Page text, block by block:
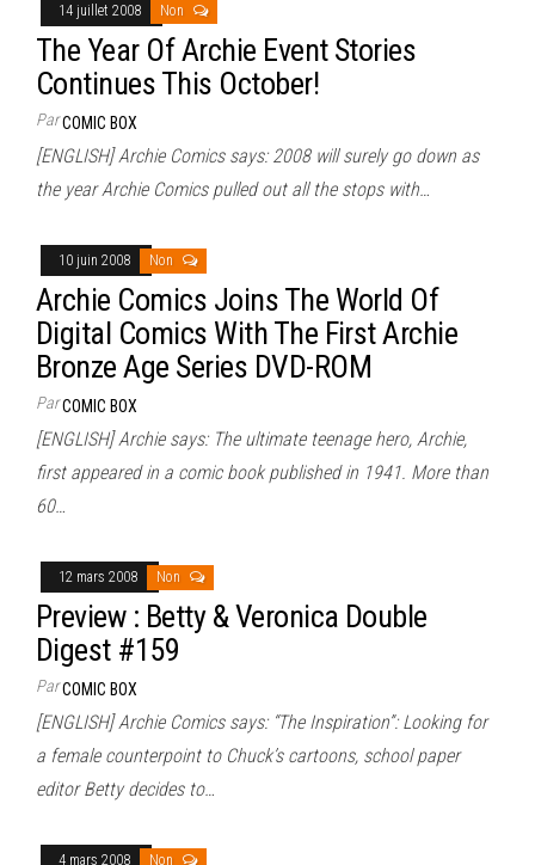
14 juillet 2008 Non
The Year Of Archie Event Stories
Continues This October!
ParCOMIC BOX
[ENGLISH] Archie Comics says: 2008 will surely go down as
the year Archie Comics pulled out all the stops with…
10 juin 2008 Non
Archie Comics Joins The World Of
Digital Comics With The First Archie
Bronze Age Series DVD-ROM
ParCOMIC BOX
[ENGLISH] Archie says: The ultimate teenage hero, Archie,
first appeared in a comic book published in 1941. More than
60…
12 mars 2008 Non
Preview : Betty & Veronica Double
Digest #159
ParCOMIC BOX
[ENGLISH] Archie Comics says: “The Inspiration”: Looking for
a female counterpoint to Chuck’s cartoons, school paper
editor Betty decides to…
4 mars 2008 Non